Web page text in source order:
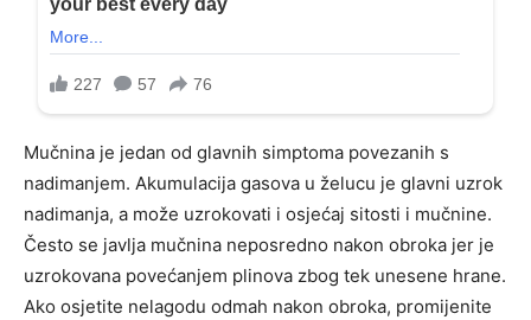
Mučnina je jedan od glavnih simptoma povezanih s
nadimanjem. Akumulacija gasova u želucu je glavni uzrok
nadimanja, a može uzrokovati i osjećaj sitosti i mučnine.
Često se javlja mučnina neposredno nakon obroka jer je
uzrokovana povećanjem plinova zbog tek unesene hrane.
Ako osjetite nelagodu odmah nakon obroka, promijenite